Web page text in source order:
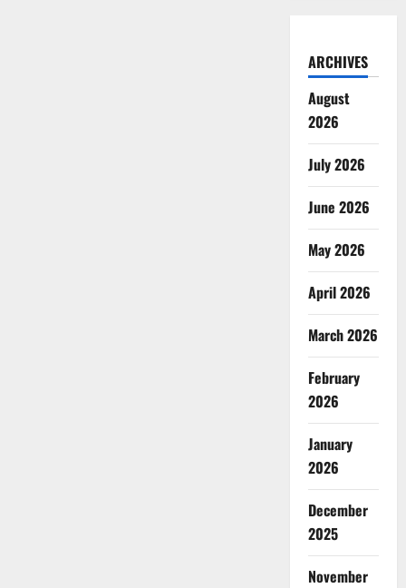
ARCHIVES
August
2026
July 2026
June 2026
May 2026
April 2026
March 2026
February
2026
January
2026
December
2025
November